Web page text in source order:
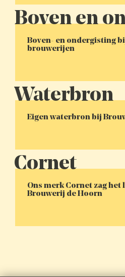
Boven- en ondergisting
brouwerijen
Eigen waterbron bij
Ons merk Cornet zag het
Brouwerij de Hoorn